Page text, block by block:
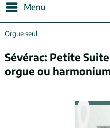
Menu
Orgue seul
Sévérac: Petite
orgue ou harmonium